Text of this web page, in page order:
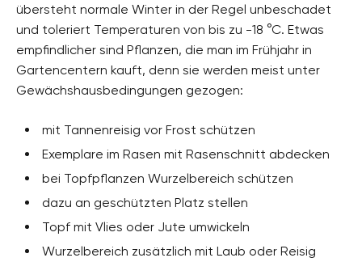
übersteht normale Winter in der Regel unbeschadet
und toleriert Temperaturen von bis zu -18 °C. Etwas
empfindlicher sind Pflanzen, die man im Frühjahr in
Gartencentern kauft, denn sie werden meist unter
Gewächshausbedingungen gezogen:
mit Tannenreisig vor Frost schützen
Exemplare im Rasen mit Rasenschnitt abdecken
bei Topfpflanzen Wurzelbereich schützen
dazu an geschützten Platz stellen
Topf mit Vlies oder Jute umwickeln
Wurzelbereich zusätzlich mit Laub oder Reisig